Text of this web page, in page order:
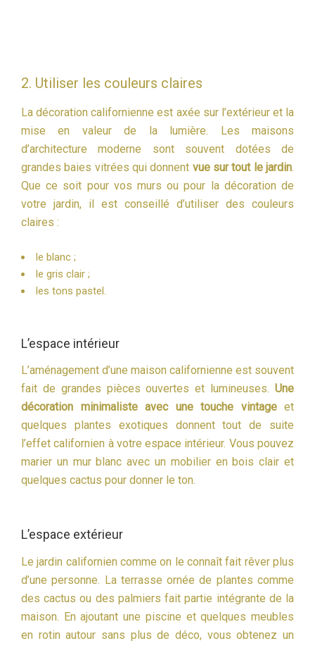
2. Utiliser les couleurs claires
La décoration californienne est axée sur l’extérieur et la
mise en valeur de la lumière. Les maisons
d’architecture moderne sont souvent dotées de
grandes baies vitrées qui donnent vue sur tout le jardin.
Que ce soit pour vos murs ou pour la décoration de
votre jardin, il est conseillé d’utiliser des couleurs
claires :
le blanc ;
le gris clair ;
les tons pastel.
L’espace intérieur
L’aménagement d’une maison californienne est souvent
fait de grandes pièces ouvertes et lumineuses. Une
décoration minimaliste avec une touche vintageet
quelques plantes exotiques donnent tout de suite
l’effet californien à votre espace intérieur. Vous pouvez
marier un mur blanc avec un mobilier en bois clair et
quelques cactus pour donner le ton.
L’espace extérieur
Le jardin californien comme on le connaît fait rêver plus
d’une personne. La terrasse ornée de plantes comme
des cactus ou des palmiers fait partie intégrante de la
maison. En ajoutant une piscine et quelques meubles
en rotin autour sans plus de déco, vous obtenez un